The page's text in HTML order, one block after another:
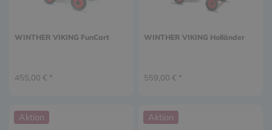
WINTHER VIKING FunCart
455,00 € *
WINTHER VIKING Holländer
559,00 € *
Aktion Aktion